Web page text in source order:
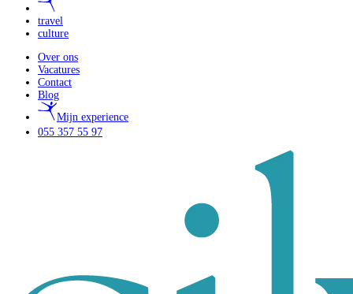
travel
culture
Over ons
Vacatures
Contact
Blog
Mijn experience
055 357 55 97